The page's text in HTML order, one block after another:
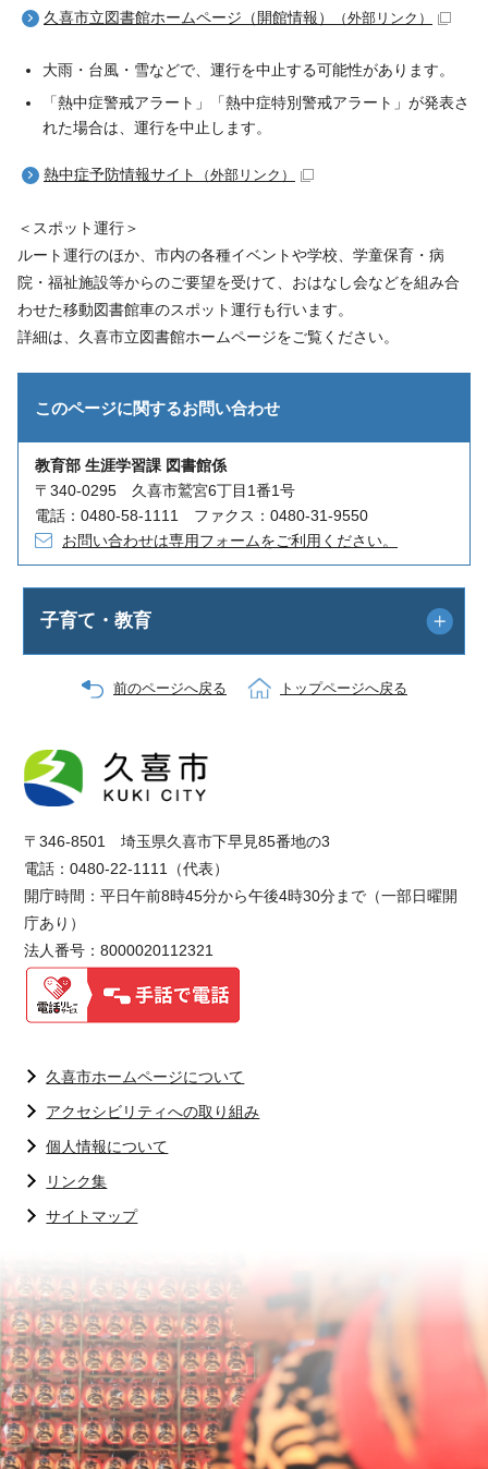
久喜市立図書館ホームページ（開館情報） （外部リンク）
大雨・台風・雪などで、運行を中止する可能性があります。
「熱中症警戒アラート」「熱中症特別警戒アラート」が発表さ
れた場合は、運行を中止します。
熱中症予防情報サイト （外部リンク）
＜スポット運行＞
ルート運行のほか、市内の各種イベントや学校、学童保育・病
院・福祉施設等からのご要望を受けて、おはなし会などを組み合
わせた移動図書館車のスポット運行も行います。
詳細は、久喜市立図書館ホームページをご覧ください。
このページに関するお問い合わせ
教育部 生涯学習課 図書館係
〒340-0295 久喜市鷲宮6丁目1番1号
電話：0480-58-1111 ファクス：0480-31-9550
お問い合わせは専用フォームをご利用ください。
子育て・教育
前のページへ戻る トップページへ戻る
〒346-8501 埼玉県久喜市下早見85番地の3
電話：0480-22-1111（代表）
開庁時間：平日午前8時45分から午後4時30分まで（一部日曜開
庁あり）
法人番号：8000020112321
久喜市ホームページについて
アクセシビリティへの取り組み
個人情報について
リンク集
サイトマップ